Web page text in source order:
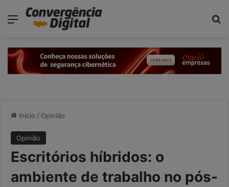
Menu
Início / Opinião
Opinião
Escritórios híbridos: o
ambiente de trabalho no pós-